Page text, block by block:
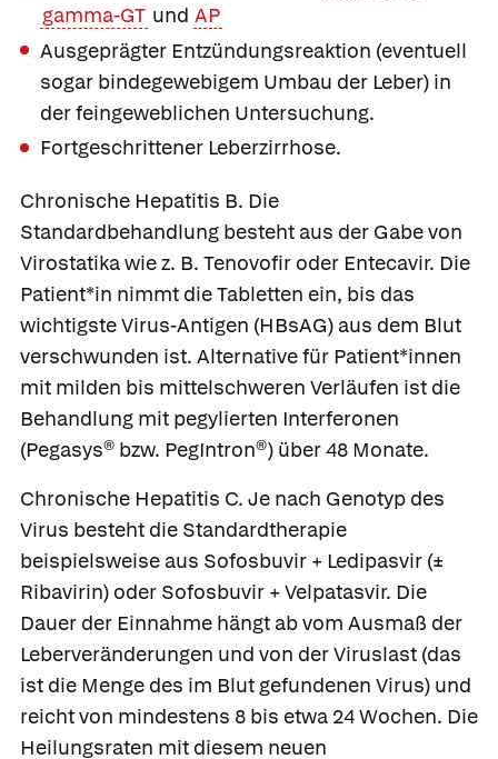
gamma-GT und AP
Ausgeprägter Entzündungsreaktion (eventuell
sogar bindegewebigem Umbau der Leber) in
der feingeweblichen Untersuchung.
Fortgeschrittener Leberzirrhose.
Chronische Hepatitis B. Die
Standardbehandlung besteht aus der Gabe von
Virostatika wie z. B. Tenovofir oder Entecavir. Die
Patient*in nimmt die Tabletten ein, bis das
wichtigste Virus-Antigen (HBsAG) aus dem Blut
verschwunden ist. Alternative für Patient*innen
mit milden bis mittelschweren Verläufen ist die
Behandlung mit pegylierten Interferonen
(Pegasys® bzw. PegIntron®) über 48 Monate.
Chronische Hepatitis C. Je nach Genotyp des
Virus besteht die Standardtherapie
beispielsweise aus Sofosbuvir + Ledipasvir (±
Ribavirin) oder Sofosbuvir + Velpatasvir. Die
Dauer der Einnahme hängt ab vom Ausmaß der
Leberveränderungen und von der Viruslast (das
ist die Menge des im Blut gefundenen Virus) und
reicht von mindestens 8 bis etwa 24 Wochen. Die
Heilungsraten mit diesem neuen
Was Ihre Apotheke
empfiehlt
Apotheken in
Ihrer Nähe